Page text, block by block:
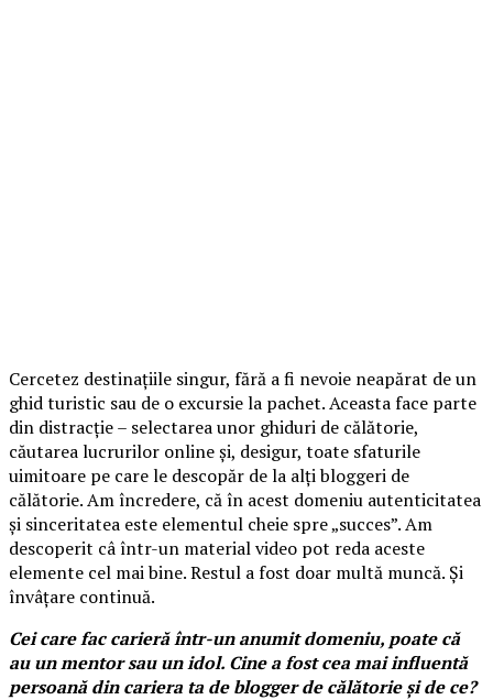
Cercetez destinațiile singur, fără a fi nevoie neapărat de un
ghid turistic sau de o excursie la pachet. Aceasta face parte
din distracție – selectarea unor ghiduri de călătorie,
căutarea lucrurilor online și, desigur, toate sfaturile
uimitoare pe care le descopăr de la alți bloggeri de
călătorie. Am încredere, că în acest domeniu autenticitatea
și sinceritatea este elementul cheie spre „succes”. Am
descoperit câ într-un material video pot reda aceste
elemente cel mai bine. Restul a fost doar multă muncă. Și
învâțare continuă.
Cei care fac carieră într-un anumit domeniu, poate că
au un mentor sau un idol. Cine a fost cea mai influentă
persoană din cariera ta de blogger de călătorie și de ce?